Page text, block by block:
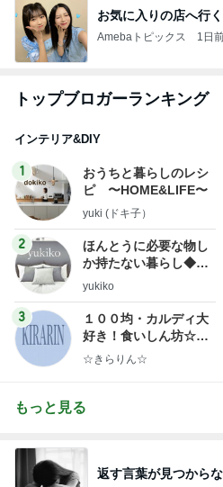
お気に入りの店へ行
Amebaトピックス 1日
トップブロガーランキング
インテリア&DIY
1
おうちと暮らしのレシ
ピ 〜HOME&LIFE〜
yuki (ドキ子）
2
ほんとうに必要な物し
か持たない暮らし◆Ke
ep Life Simple◆〜イ
yukiko
3
１００均・カルディ大
好き！食いしん坊☆き
らりん☆のブログ
☆きらりん☆
もっと見る
返す言葉が見つから